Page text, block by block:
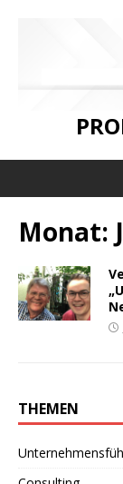
Monat:
THEMEN